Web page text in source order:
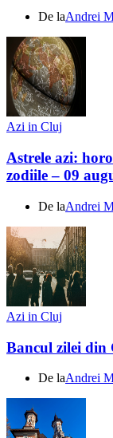
De laAndrei
Azi in Cluj
Astrele azi:
zodiile – 09
De laAndrei
Azi in Cluj
Bancul zilei din
De laAndrei